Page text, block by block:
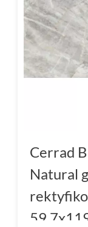
Cerrad
Natural